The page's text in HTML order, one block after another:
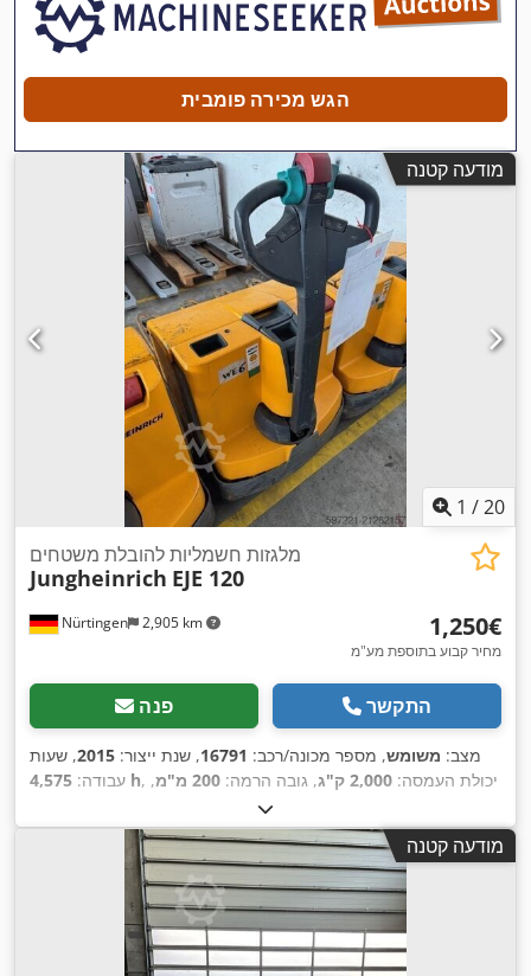
הגש מכירה פומבית
מודעה קטנה
1 /20
Nürtingen 2,905 km
מלגזות חשמליות להובלת משטחים
Jungheinrich EJE 120
‏1,250 ‏€
מחיר קבוע בתוספת מע"מ
פנה התקשר
מצב: משומש, מספר מכונה/רכב: 16791, שנת ייצור: 2015, שעות
עבודה: 4,575 h , יכולת העמסה: 2,000 ק"ג , גובה הרמה: 200 מ"מ
,
, סוג דלק:
בנייה:1,320 מ"מ , מתח סוללה: 24 V , אורך המזלג:1,150 מ"מ
,
משקל כולל:, מודעה קטנה